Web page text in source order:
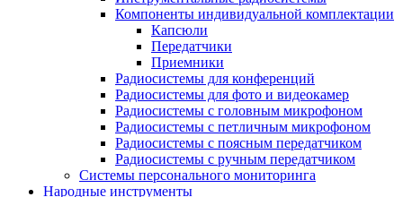
Компоненты индивидуальной комплектации
Капсюли
Передатчики
Приемники
Радиосистемы для конференций
Радиосистемы для фото и видеокамер
Радиосистемы с головным микрофоном
Радиосистемы с петличным микрофоном
Радиосистемы с поясным передатчиком
Радиосистемы с ручным передатчиком
Системы персонального мониторинга
Народные инструменты